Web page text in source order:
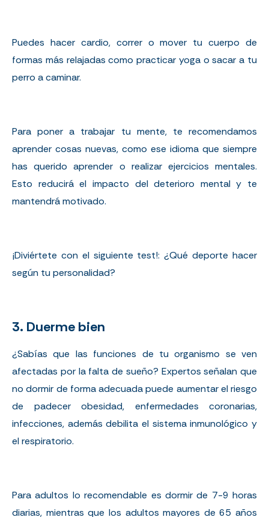
Puedes hacer cardio, correr o mover tu cuerpo de
formas más relajadas como practicar yoga o sacar a tu
perro a caminar.
Para poner a trabajar tu mente, te recomendamos
aprender cosas nuevas, como ese idioma que siempre
has querido aprender o realizar ejercicios mentales.
Esto reducirá el impacto del deterioro mental y te
mantendrá motivado.
¡Diviértete con el siguiente test!:¿Qué deporte hacer
según tu personalidad?
3. Duerme bien
¿Sabías que las funciones de tu organismo se ven
afectadas por la falta de sueño? Expertos señalan que
no dormir de forma adecuada puede aumentar el riesgo
de padecer obesidad, enfermedades coronarias,
infecciones, además debilita el sistema inmunológico y
el respiratorio.
Para adultos lo recomendable es dormir de 7-9 horas
diarias, mientras que los adultos mayores de 65 años